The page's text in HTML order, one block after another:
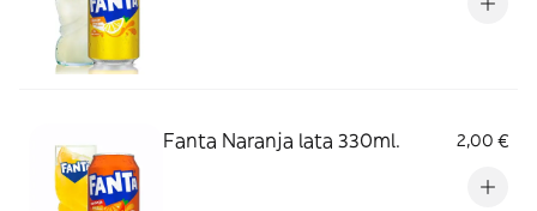
Fanta Naranja lata 330ml. 2,00 €